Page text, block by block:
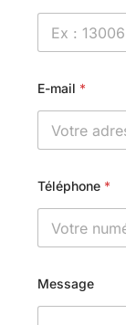
E-mail *
Téléphone *
Message